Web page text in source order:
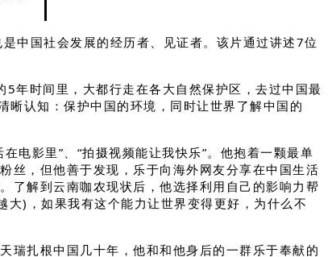
中国社会发展的经历者、见证者。该片通过讲述7位
年时间里，大都行走在各大自然保护区，去过中国最
晰认知：保护中国的环境，同时让世界了解中国的
影里”、“拍摄视频能让我快乐”。他抱着一颗最单
丝，但他善于发现，乐于向海外网友分享在中国生活
了解到云南咖农现状后，他选择利用自己的影响力帮
)，如果我有这个能力让世界变得更好，为什么不
扎根中国几十年，他和和他身后的一群乐于奉献的